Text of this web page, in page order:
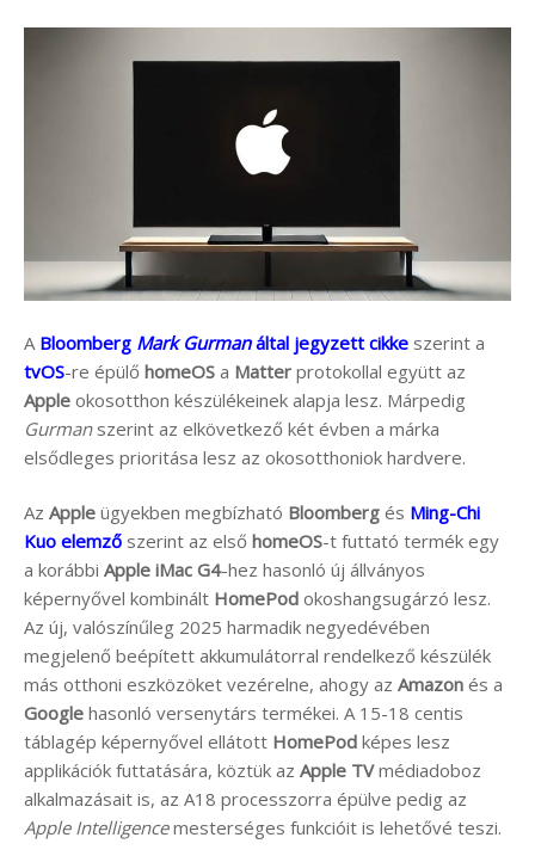
A Bloomberg Mark Gurmanáltal jegyzett cikke szerint a
tvOS-re épülő homeOS a Matter protokollal együtt az
Apple okosotthon készülékeinek alapja lesz. Márpedig
Gurmanszerint az elkövetkező két évben a márka
elsődleges prioritása lesz az okosotthoniok hardvere.
Az Apple ügyekben megbízható Bloomberg és Ming-Chi
Kuo elemző szerint az első homeOS-t futtató termék egy
a korábbi Apple iMac G4-hez hasonló új állványos
képernyővel kombinált HomePod okoshangsugárzó lesz.
Az új, valószínűleg 2025 harmadik negyedévében
megjelenő beépített akkumulátorral rendelkező készülék
más otthoni eszközöket vezérelne, ahogy az Amazon és a
Google hasonló versenytárs termékei. A 15-18 centis
táblagép képernyővel ellátott HomePod képes lesz
applikációk futtatására, köztük az Apple TVmédiadoboz
alkalmazásait is, az A18 processzorra épülve pedig az
Apple Intelligencemesterséges funkcióit is lehetővé teszi.